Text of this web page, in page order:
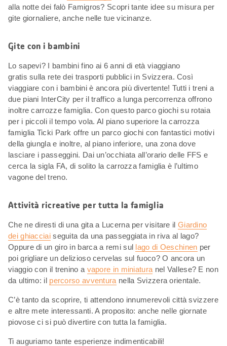
alla notte dei falò Famigros? Scopri tante idee su misura per
gite giornaliere, anche nelle tue vicinanze.
Gite con i bambini
Lo sapevi? I bambini fino ai 6 anni di età viaggiano
gratis sulla rete dei trasporti pubblici in Svizzera. Così
viaggiare con i bambini è ancora più divertente! Tutti i treni a
due piani InterCity per il traffico a lunga percorrenza offrono
inoltre carrozze famiglia. Con questo parco giochi su rotaia
per i piccoli il tempo vola. Al piano superiore la carrozza
famiglia Ticki Park offre un parco giochi con fantastici motivi
della giungla e inoltre, al piano inferiore, una zona dove
lasciare i passeggini. Dai un’occhiata all’orario delle FFS e
cerca la sigla FA, di solito la carrozza famiglia è l’ultimo
vagone del treno.
Attività ricreative per tutta la famiglia
Che ne diresti di una gita a Lucerna per visitare il Giardino
dei ghiacciaiseguita da una passeggiata in riva al lago?
Oppure di un giro in barca a remi sul lago di Oeschinen per
poi grigliare un delizioso cervelas sul fuoco? O ancora un
viaggio con il trenino a vapore in miniatura nel Vallese? E non
da ultimo: il percorso avventura nella Svizzera orientale.
C’è tanto da scoprire, ti attendono innumerevoli città svizzere
e altre mete interessanti. A proposito: anche nelle giornate
piovose ci si può divertire con tutta la famiglia.
Ti auguriamo tante esperienze indimenticabili!